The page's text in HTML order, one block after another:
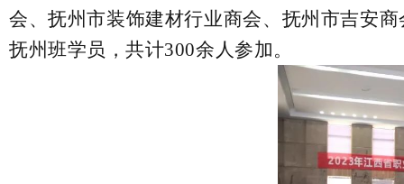
会、抚州市装饰建材行业商会、抚州市吉安
抚州班学员，共计300余人参加。